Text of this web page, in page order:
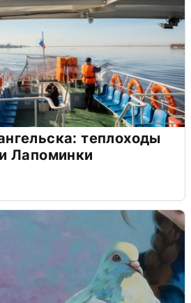
теплоходы
Лапоминки